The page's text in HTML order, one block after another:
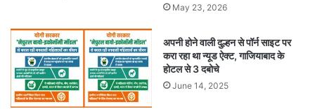
May 23, 2026
अपनी होने वाली दुल्हन से पॉर्न साइट पर
करा रहा था न्यूड ऐक्ट, गाजियाबाद के
होटल से 3 दबोचे
June 14, 2025